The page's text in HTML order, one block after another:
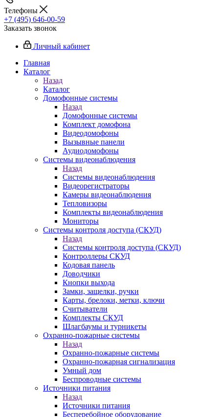
Телефоны
+7 (495) 646-00-59
Заказать звонок
Личный кабинет
Главная
Каталог
Назад
Каталог
Домофонные системы
Назад
Домофонные системы
Комплект домофона
Видеодомофоны
Вызывные панели
Аудиодомофоны
Системы видеонаблюдения
Назад
Системы видеонаблюдения
Видеорегистраторы
Камеры видеонаблюдения
Тепловизоры
Комплекты видеонаблюдения
Мониторы
Системы контроля доступа (СКУД)
Назад
Системы контроля доступа (СКУД)
Контроллеры СКУД
Кодовая панель
Доводчики
Кнопки выхода
Замки, защелки, ручки
Карты, брелоки, метки, ключи
Считыватели
Комплекты СКУД
Шлагбаумы и турникеты
Охранно-пожарные системы
Назад
Охранно-пожарные системы
Охранно-пожарная сигнализация
Умный дом
Беспроводные системы
Источники питания
Назад
Источники питания
Бесперебойное оборудование